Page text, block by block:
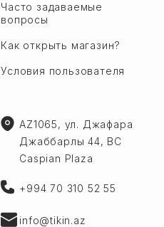
Часто задаваемые
вопросы
Как открыть магазин?
Условия пользователя
AZ1065, ул. Джафара
Джаббарлы 44, BC
Caspian Plaza
+994 70 310 52 55
info@tikin.az